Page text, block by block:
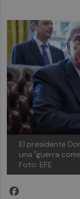
El presidente
una "guerra
Foto: EFE